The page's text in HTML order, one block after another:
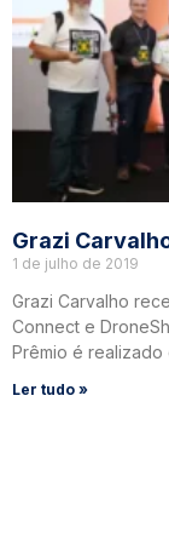
Grazi
1 de julho de 2019
Grazi Carvalho
Connect e
Prêmio é realizado
Ler tudo »